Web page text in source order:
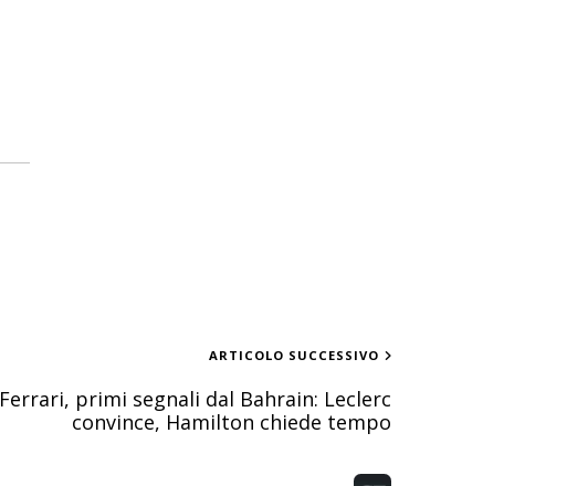
ARTICOLO SUCCESSIVO
Ferrari, primi segnali dal Bahrain: Leclerc
convince, Hamilton chiede tempo